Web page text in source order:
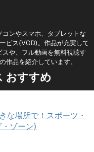
ンやスマホ、タブレットな
ビス(VOD)。作品が充実して
や、フル動画を無料視聴す
作品を紹介しています。
おすすめ
な場所で！スポーツ・
ゾーン)